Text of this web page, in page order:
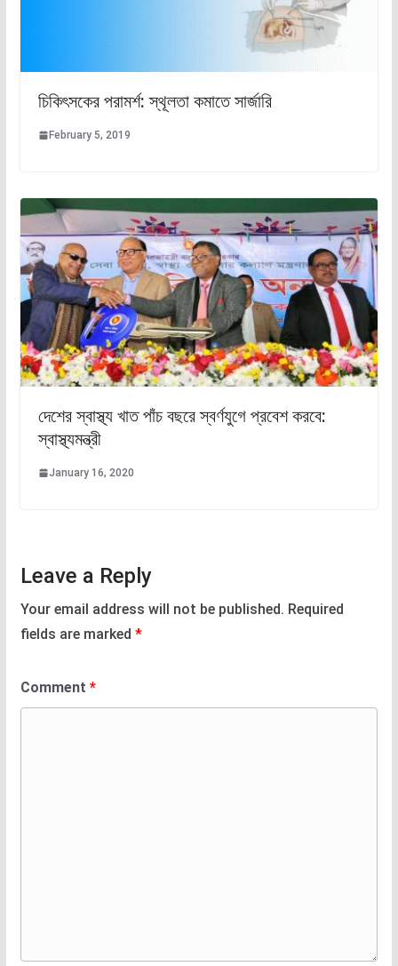
চিকিৎসকের পরামর্শ: স্থূলতা কমাতে সার্জারি
February 5, 2019
দেশের স্বাস্থ্য খাত পাঁচ বছরে স্বর্ণযুগে প্রবেশ করবে:
স্বাস্থ্যমন্ত্রী
January 16, 2020
Leave a Reply
Your email address will not be published. Required
fields are marked *
Comment *